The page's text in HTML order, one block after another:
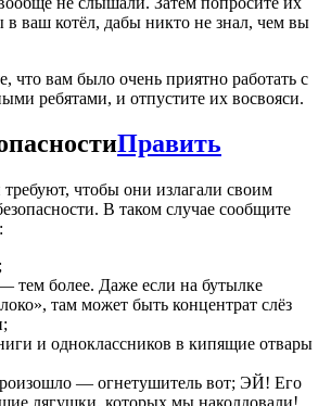
в ваш котёл, дабы никто не знал, чем вы
что вам было очень приятно работать с
ребятами, и отпустите их восвояси.
Править
чтобы они излагали своим
В таком случае сообщите
тем более. Даже если на бутылке
там может быть концентрат слёз
и одноклассников в кипящие отвары
— огнетушитель вот; ЭЙ! Его